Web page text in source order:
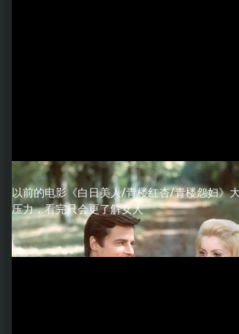
以前的电影《白日美人/青楼红杏/青楼怨妇》
压力，看完只会更了解女人